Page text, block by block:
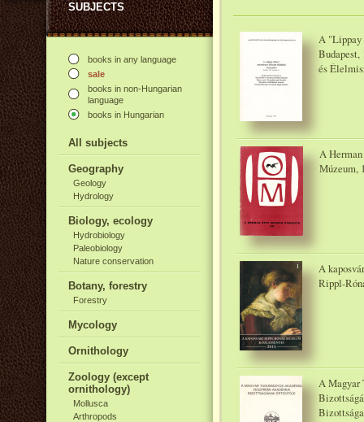
SUBJECTS
books in any language
sale
books in non-Hungarian
language
books in Hungarian
All subjects
Geography
Geology
Hydrology
Biology, ecology
Hydrobiology
Paleobiology
Nature conservation
Botany, forestry
Forestry
Mycology
Ornithology
Zoology (except
ornithology)
Mollusca
Arthropods
A "Lippay
Budapest,
és
A
Múzeum,
A
Rippl-
A Magyar